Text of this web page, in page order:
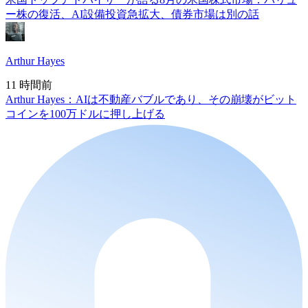
ー株の復活、AI設備投資急拡大、債券市場は別の話
Arthur Hayes
11 時間前
Arthur Hayes：AIは不動産バブルであり、その崩壊がビット
コインを100万ドルに押し上げる